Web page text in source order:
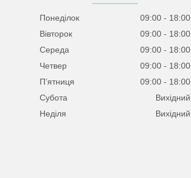
Понеділок 09:00
18:00
Вівторок
09:00
18:00
Середа
09:00
18:00
Четвер
09:00
18:00
Пʼятниця
09:00
18:00
Субота
Вихідний
Неділя
Вихідний